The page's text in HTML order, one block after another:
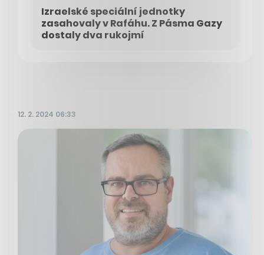
Izraelské speciální jednotky
zasahovaly v Rafáhu. Z Pásma Gazy
dostaly dva rukojmí
12. 2. 2024 06:33